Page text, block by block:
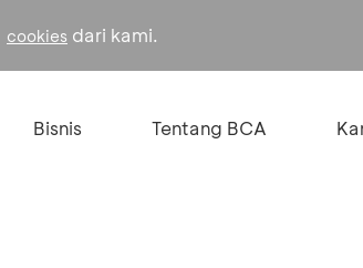
cookies dari kami.
Bisnis Tentang BCA